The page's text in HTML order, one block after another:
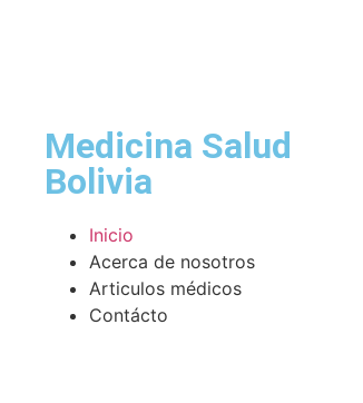
Medicina Salud
Bolivia
Inicio
Acerca de nosotros
Articulos médicos
Contácto